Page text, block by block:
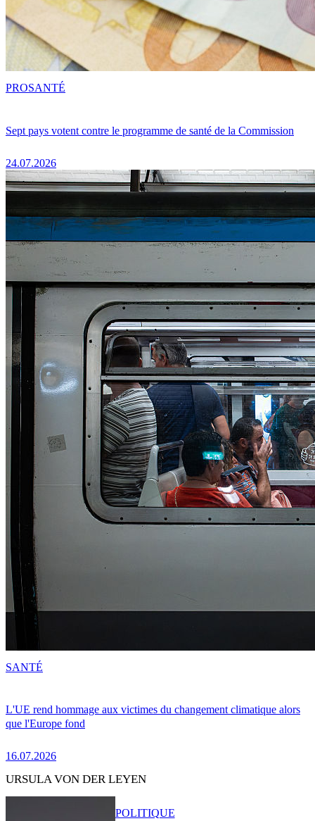
Sept pays votent contre le programme de santé de la Commission
24.07.2026
PROSANTÉ
L'UE rend hommage aux victimes du changement climatique alors
que l'Europe fond
16.07.2026
SANTÉ
URSULA VON DER LEYEN
POLITIQUE